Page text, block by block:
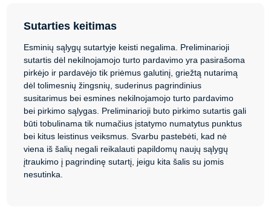
Sutarties keitimas
Esminių sąlygų sutartyje keisti negalima. Preliminarioji
sutartis dėl nekilnojamojo turto pardavimo yra pasirašoma
pirkėjo ir pardavėjo tik priėmus galutinį, griežtą nutarimą
dėl tolimesnių žingsnių, suderinus pagrindinius
susitarimus bei esmines nekilnojamojo turto pardavimo
bei pirkimo sąlygas. Preliminarioji buto pirkimo sutartis gali
būti tobulinama tik numačius įstatymo numatytus punktus
bei kitus leistinus veiksmus. Svarbu pastebėti, kad nė
viena iš šalių negali reikalauti papildomų naujų sąlygų
įtraukimo į pagrindinę sutartį, jeigu kita šalis su jomis
nesutinka.